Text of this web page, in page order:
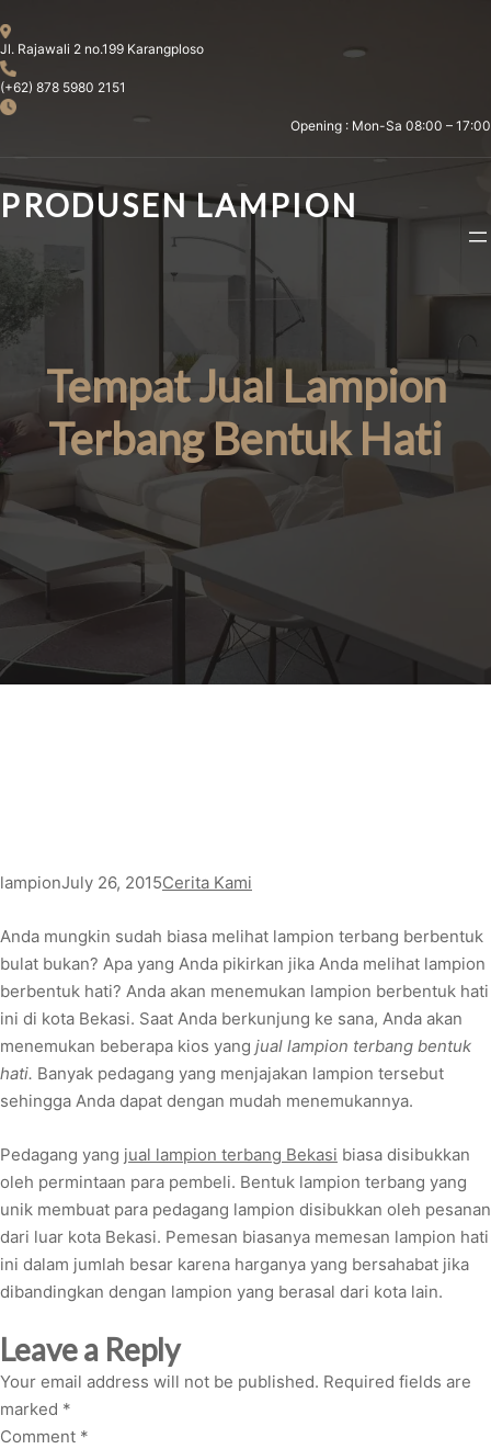
to
content
Jl. Rajawali 2 no.199 Karangploso
(+62) 878 5980 2151
Opening : Mon-Sa 08:00 – 17:00
PRODUSEN LAMPION
Tempat Jual Lampion
Terbang Bentuk Hati
lampionJuly 26, 2015Cerita Kami
Anda mungkin sudah biasa melihat lampion terbang berbentuk
bulat bukan? Apa yang Anda pikirkan jika Anda melihat lampion
berbentuk hati? Anda akan menemukan lampion berbentuk hati
ini di kota Bekasi. Saat Anda berkunjung ke sana, Anda akan
menemukan beberapa kios yang jual lampion terbang bentuk
hati. Banyak pedagang yang menjajakan lampion tersebut
sehingga Anda dapat dengan mudah menemukannya.
Pedagang yang jual lampion terbang Bekasi biasa disibukkan
oleh permintaan para pembeli. Bentuk lampion terbang yang
unik membuat para pedagang lampion disibukkan oleh pesanan
dari luar kota Bekasi. Pemesan biasanya memesan lampion hati
ini dalam jumlah besar karena harganya yang bersahabat jika
dibandingkan dengan lampion yang berasal dari kota lain.
Leave a Reply
Your email address will not be published. Required fields are
marked *
Comment *